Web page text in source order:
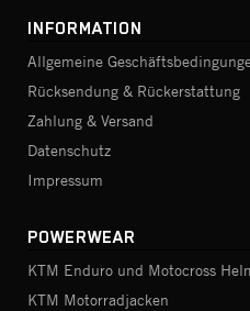
INFORMATION
Allgemeine
Rücksendung & Rückerstattung
Zahlung & Versand
Datenschutz
Impressum
POWERWEAR
KTM Enduro und Motocross
KTM Motorradjacken